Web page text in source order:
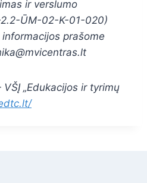
ir verslumo
2.2-ŪM-02-K-01-020)
prašome
„Edukacijos ir tyrimų